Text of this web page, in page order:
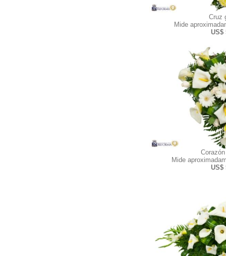
Cruz
Mide
US$
Mide
US$